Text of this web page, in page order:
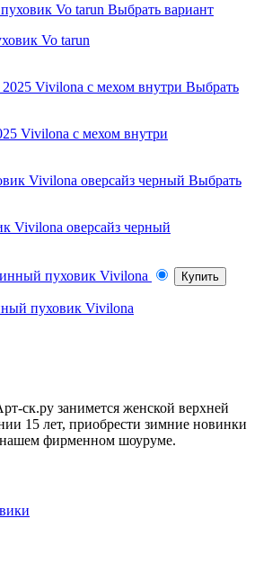
Выбрать вариант
Vo tarun
Выбрать
Vivilona с мехом внутри
Выбрать
Vivilona оверсайз черный
Купить
пуховик Vivilona
ск.ру занимется женской верхней
15 лет, приобрести зимние новинки
фирменном шоуруме.